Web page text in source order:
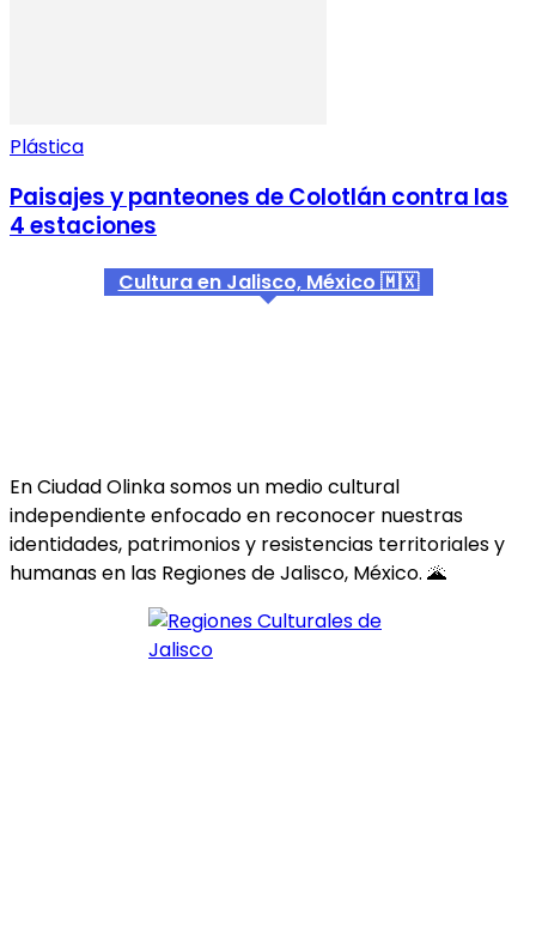
Plástica
Paisajes y panteones de Colotlán contra las
4 estaciones
Cultura en Jalisco, México 🇲🇽
En Ciudad Olinka somos un medio cultural
independiente enfocado en reconocer nuestras
identidades, patrimonios y resistencias territoriales y
humanas en las Regiones de Jalisco, México. 🌋